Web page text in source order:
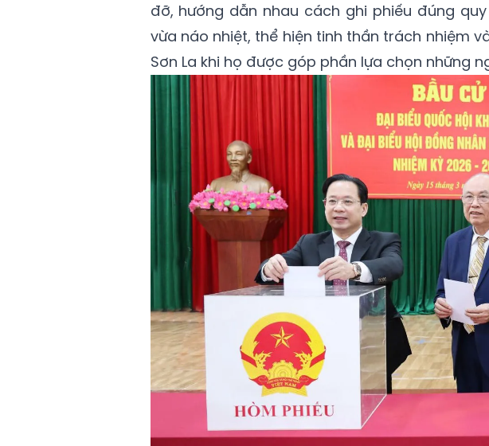
đỡ, hướng dẫn nhau cách ghi phiếu đúng
vừa náo nhiệt, thể hiện tinh thần trách nhiệm
Sơn La khi họ được góp phần lựa chọn những